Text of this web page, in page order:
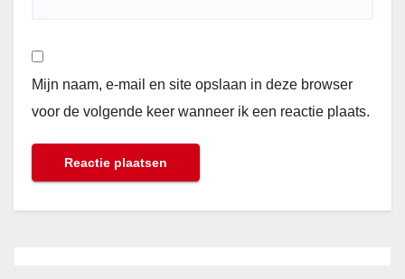
Mijn naam, e-mail en site opslaan in deze browser
voor de volgende keer wanneer ik een reactie plaats.